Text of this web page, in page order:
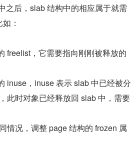
之后，slab 结构中的相应属于就需
：
freelist，它需要指向刚刚被释放的
inuse，inuse 表示 slab 中已经被分
此时对象已经释放回 slab 中，需要
情况，调整 page 结构的 frozen 属